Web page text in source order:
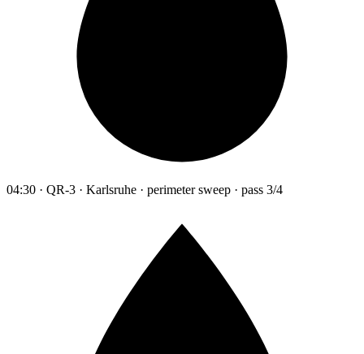
04:30 · QR-3 · Karlsruhe · perimeter sweep · pass 3/4